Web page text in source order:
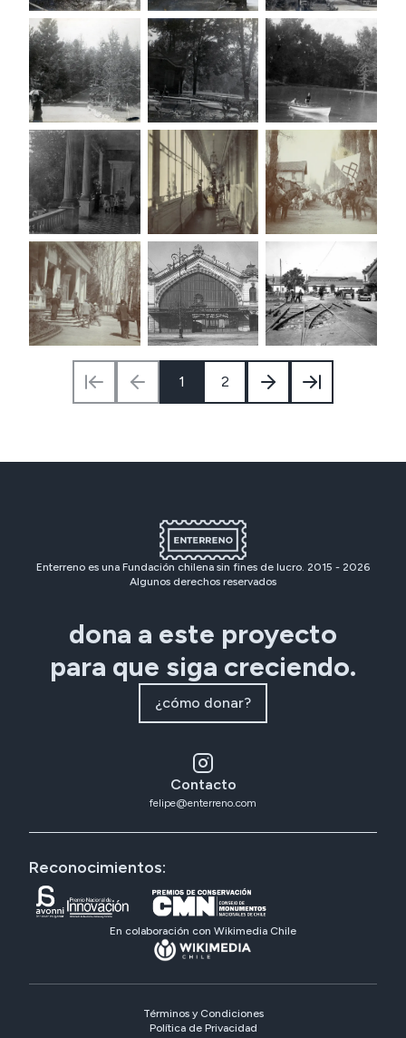
1 2
Enterreno es una Fundación chilena sin fines de lucro. 2015 - 2026
Algunos derechos reservados
dona a este proyecto
para que siga creciendo.
¿cómo donar?
Contacto
felipe@enterreno.com
Reconocimientos:
En colaboración con Wikimedia Chile
Términos y Condiciones
Política de Privacidad